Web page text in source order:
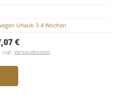
Urlaub 3-4 Wochen
€
zzgl. Versandkosten